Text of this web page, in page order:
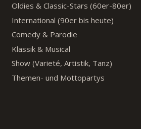
Oldies & Classic-Stars (60er-80er)
International (90er bis heute)
Comedy & Parodie
Klassik & Musical
Show (Varieté, Artistik, Tanz)
Themen- und Mottopartys